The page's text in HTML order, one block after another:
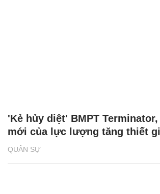
QUÂN SỰ
'Kẻ hủy diệt' BMPT
mới của lực lượng tăng thiết